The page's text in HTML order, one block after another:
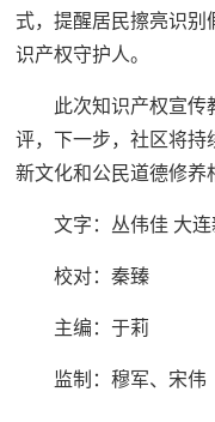
式，提醒居民擦亮识别
识产权守护人。
此次知识产权宣传
评，下一步，社区将持
新文化和公民道德修养
文字：丛伟佳 大
校对：秦臻
主编：于莉‍‍‍
监制：穆军、宋伟